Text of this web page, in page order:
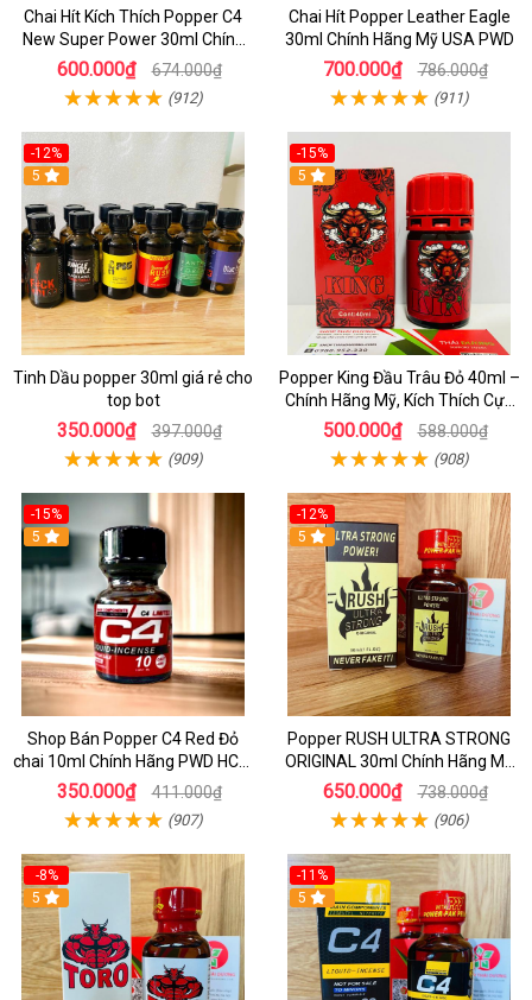
Chai Hít Kích Thích Popper C4
New Super Power 30ml Chính
Hãng Mỹ USA
600.000₫ 674.000₫
(912)
Chai Hít Popper Leather Eagle
30ml Chính Hãng Mỹ USA PWD
700.000₫ 786.000₫
(911)
-12%
5
Tinh Dầu popper 30ml giá rẻ cho
top bot
350.000₫ 397.000₫
(909)
-15%
5
Popper King Đầu Trâu Đỏ 40ml –
Chính Hãng Mỹ, Kích Thích Cực
Mạnh Cho Top & Bot
500.000₫ 588.000₫
(908)
-15%
5
Shop Bán Popper C4 Red Đỏ
chai 10ml Chính Hãng PWD HCM
kích thích Cực Mạnh cho LGBT -
TOP BOT
350.000₫ 411.000₫
(907)
-12%
5
Popper RUSH ULTRA STRONG
ORIGINAL 30ml Chính Hãng Mỹ
PWD - Tăng Khoái Cảm Mạnh
650.000₫ 738.000₫
(906)
-8%
5
-11%
5